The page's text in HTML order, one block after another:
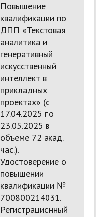
Повышение
квалификации по
ДПП «Текстовая
аналитика и
генеративный
искусственный
интеллект в
прикладных
проектах» (с
17.04.2025 по
23.05.2025 в
объеме 72 акад.
час.).
Удостоверение о
повышении
квалификации №
700800214031.
Регистрационный